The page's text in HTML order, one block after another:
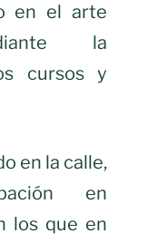
en el arte
la
cursos y
en la calle,
en
los que en